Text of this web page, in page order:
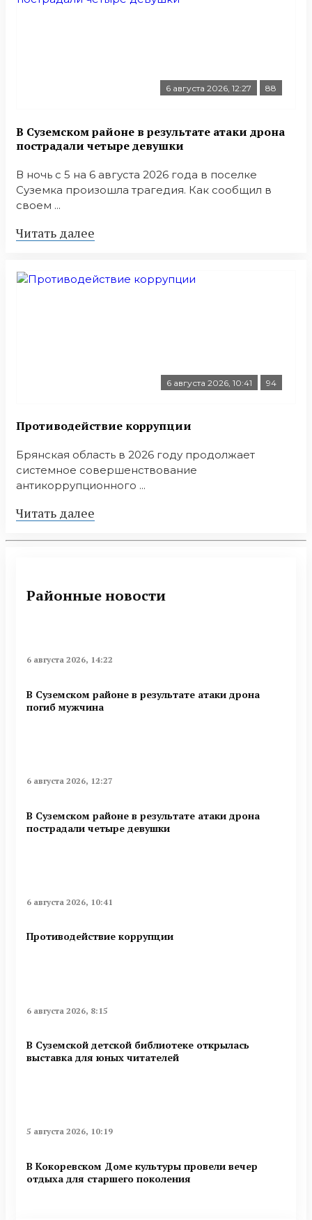
6 августа 2026, 12:27 88
В Суземском районе в результате атаки дрона
пострадали четыре девушки
В ночь с 5 на 6 августа 2026 года в поселке
Суземка произошла трагедия. Как сообщил в
своем ...
Читать далее
6 августа 2026, 10:41 94
Противодействие коррупции
Брянская область в 2026 году продолжает
системное совершенствование
антикоррупционного ...
Читать далее
Районные новости
6 августа 2026, 14:22
В Суземском районе в результате атаки дрона
погиб мужчина
6 августа 2026, 12:27
В Суземском районе в результате атаки дрона
пострадали четыре девушки
6 августа 2026, 10:41
Противодействие коррупции
6 августа 2026, 8:15
В Суземской детской библиотеке открылась
выставка для юных читателей
5 августа 2026, 10:19
В Кокоревском Доме культуры провели вечер
отдыха для старшего поколения